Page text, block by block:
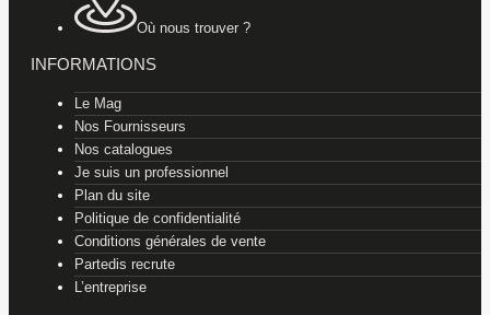
Où nous trouver ?
INFORMATIONS
Le Mag
Nos Fournisseurs
Nos catalogues
Je suis un professionnel
Plan du site
Politique de confidentialité
Conditions générales de vente
Partedis recrute
L’entreprise